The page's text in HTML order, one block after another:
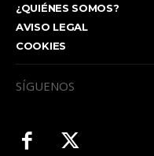
¿QUIÉNES SOMOS?
AVISO LEGAL
COOKIES
SÍGUENOS